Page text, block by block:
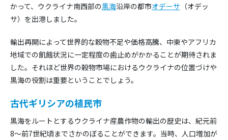
かって、ウクライナ南西部の黒海沿岸の都市オデーサ （オデッ
サ）を出港しました。
輸出再開によって世界的な穀物不足や価格高騰、中東やアフリカ
地域での飢餓状況に一定程度の歯止めがかかることが期待されま
した。それほど世界の穀物市場におけるウクライナの位置づけや
黒海の役割は重要ということでしょう。
古代ギリシアの植民市
黒海をルートとするウクライナ産農作物の輸出の歴史は、紀元前
8～前7世紀頃までさかのぼることができます。当時、人口増加が